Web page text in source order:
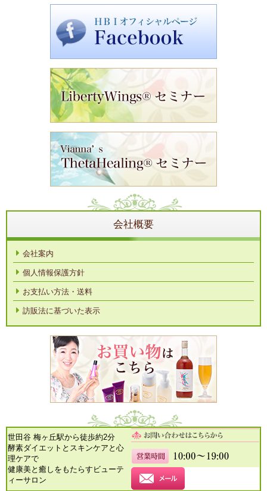
会社概要
会社案内
個人情報保護方針
お支払い方法・送料
訪販法に基づいた表示
世田谷 梅ヶ丘駅から徒歩約2分
酵素ダイエットとスキンケアと心
理ケアで
健康美と癒しをもたらすビューテ
ィーサロン